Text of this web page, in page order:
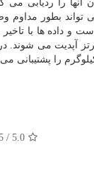
آنها را ردیابی
می تواند بطور
5.0
/